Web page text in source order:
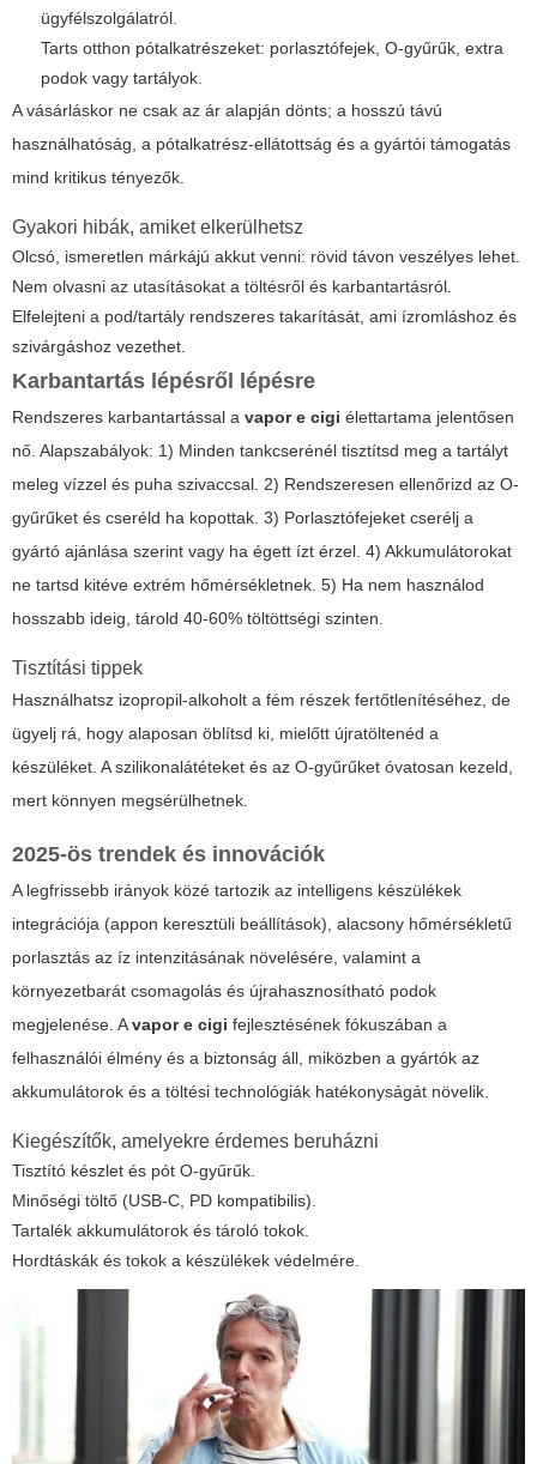
ügyfélszolgálatról.
Tarts otthon pótalkatrészeket: porlasztófejek, O-gyűrűk, extra
podok vagy tartályok.
A vásárláskor ne csak az ár alapján dönts; a hosszú távú
használhatóság, a pótalkatrész-ellátottság és a gyártói támogatás
mind kritikus tényezők.
Gyakori hibák, amiket elkerülhetsz
Olcsó, ismeretlen márkájú akkut venni: rövid távon veszélyes lehet.
Nem olvasni az utasításokat a töltésről és karbantartásról.
Elfelejteni a pod/tartály rendszeres takarítását, ami ízromláshoz és
szivárgáshoz vezethet.
Karbantartás lépésről lépésre
Rendszeres karbantartással a vapor e cigi élettartama jelentősen
nő. Alapszabályok: 1) Minden tankcserénél tisztítsd meg a tartályt
meleg vízzel és puha szivaccsal. 2) Rendszeresen ellenőrizd az O-
gyűrűket és cseréld ha kopottak. 3) Porlasztófejeket cserélj a
gyártó ajánlása szerint vagy ha égett ízt érzel. 4) Akkumulátorokat
ne tartsd kitéve extrém hőmérsékletnek. 5) Ha nem használod
hosszabb ideig, tárold 40-60% töltöttségi szinten.
Tisztítási tippek
Használhatsz izopropil-alkoholt a fém részek fertőtlenítéséhez, de
ügyelj rá, hogy alaposan öblítsd ki, mielőtt újratöltenéd a
készüléket. A szilikonalátéteket és az O-gyűrűket óvatosan kezeld,
mert könnyen megsérülhetnek.
2025-ös trendek és innovációk
A legfrissebb irányok közé tartozik az intelligens készülékek
integrációja (appon keresztüli beállítások), alacsony hőmérsékletű
porlasztás az íz intenzitásának növelésére, valamint a
környezetbarát csomagolás és újrahasznosítható podok
megjelenése. Avapor e cigi fejlesztésének fókuszában a
felhasználói élmény és a biztonság áll, miközben a gyártók az
akkumulátorok és a töltési technológiák hatékonyságát növelik.
Kiegészítők, amelyekre érdemes beruházni
Tisztító készlet és pót O-gyűrűk.
Minőségi töltő (USB-C, PD kompatibilis).
Tartalék akkumulátorok és tároló tokok.
Hordtáskák és tokok a készülékek védelmére.